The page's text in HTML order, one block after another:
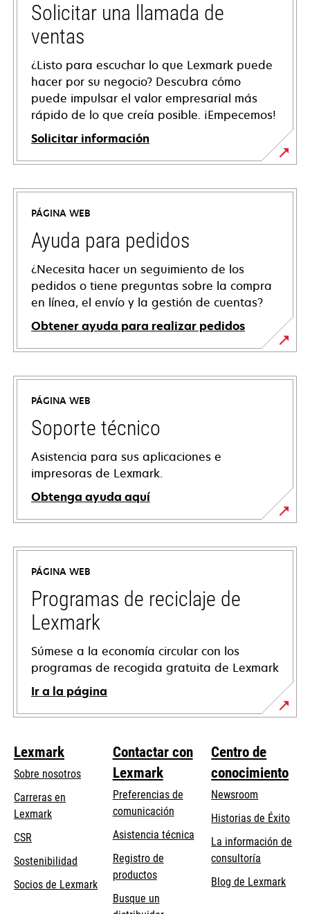
Solicitar una llamada de
ventas
¿Listo para escuchar lo que Lexmark puede
hacer por su negocio? Descubra cómo
puede impulsar el valor empresarial más
rápido de lo que creía posible. ¡Empecemos!
Solicitar información
PÁGINA WEB
Ayuda para pedidos
¿Necesita hacer un seguimiento de los
pedidos o tiene preguntas sobre la compra
en línea, el envío y la gestión de cuentas?
Obtener ayuda para realizar pedidos
PÁGINA WEB
Soporte técnico
Asistencia para sus aplicaciones e
impresoras de Lexmark.
Obtenga ayuda aquí
se
abre
una
pestaña
nueva
PÁGINA WEB
Programas de reciclaje de
Lexmark
Súmese a la economía circular con los
programas de recogida gratuita de Lexmark
Ir a la página
Lexmark
Sobre nosotros
Carreras en
Lexmark
CSR
Sostenibilidad
Socios de Lexmark
Contactar con
Lexmark
Preferencias de
comunicación
se
abre
en
una
pestaña
Asistencia técnicase
abre
Registro de
productos
Busque un
Centro de
conocimiento
Newsroom
Historias de Éxito
La información de
consultoría
Blog de Lexmark